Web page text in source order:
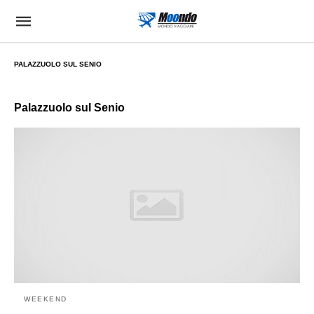
PALAZZUOLO SUL SENIO
Palazzuolo sul Senio
WEEKEND